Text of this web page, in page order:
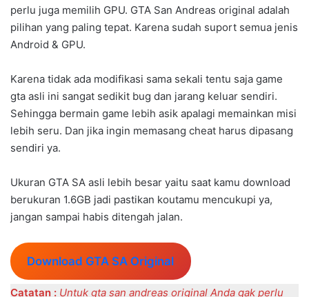
perlu juga memilih GPU. GTA San Andreas original adalah
pilihan yang paling tepat. Karena sudah suport semua jenis
Android & GPU.
Karena tidak ada modifikasi sama sekali tentu saja game
gta asli ini sangat sedikit bug dan jarang keluar sendiri.
Sehingga bermain game lebih asik apalagi memainkan misi
lebih seru. Dan jika ingin memasang cheat harus dipasang
sendiri ya.
Ukuran GTA SA asli lebih besar yaitu saat kamu download
berukuran 1.6GB jadi pastikan koutamu mencukupi ya,
jangan sampai habis ditengah jalan.
Download GTA SA Original
Catatan : Untuk gta san andreas original Anda gak perlu